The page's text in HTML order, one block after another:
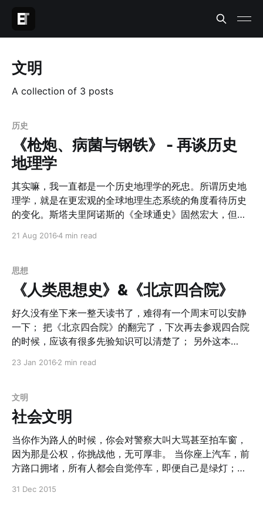
文明
A collection of 3 posts
历史
《枪炮、病菌与钢铁》 - 再谈历史
地理学
其实嘛，我一直都是一个历史地理学的死忠。所谓历史地
理学，就是在更宏观的全球地理生态系统的角度看待历史
的变化。斯塔夫里阿诺斯的《全球通史》固然宏大，但仔
陆文明史。这本书之所以受到了广泛的推崇，是因为西方
间轴和讨论范围中。 如果从广泛的角度上来看，《枪炮、
病菌与钢铁》把美洲文明、非洲文明、澳洲文明同样放到
了全球历史的角度上来思考，并且提出一个问题就是，为
什么现在统治世界的是欧亚大陆的文明？为什么是西班牙
人灭亡了印加帝国而不是相反？ 我会用FAQ的方式来递进
把这本书的观点稍微梳理一下。 Q：为什么是西班牙人灭
什么西班牙人（欧亚大陆文明）会拥有更好枪炮、钢铁、
对病菌的抵抗力？ A：追根溯源是更早的粮食驯化、粮食
生产带来的。动物和植物的驯化带来了更多的粮食，从而
能够养活更多的人口；这也意味着能养活职业的军人，带
来更进一步的分工，促进技术
21 Aug 20164 min read
思想
《人类思想史》&《北京四合院》
好久没有坐下来一整天读书了，难得有一个周末可以安静
一下； 把《北京四合院》的翻完了，下次再去参观四合院
的时候，应该有很多先验知识可以清楚了； 另外这本
从语言出现之前开始，谈到语言的产生和对寒冷的征服，
这两件事情在时间尺度上是几乎一致的； 接下来到神的诞
生、驯化，提出来固定耕作在历史上并没有解决粮食短缺
问题，但是依旧成为了不可逆转的趋势；由于早期文字的
产生开始出现拼音、象形等方式，世界各地的文明也朝着
不同的方向进发。 随后再是到了美索不达米亚上最早的城
23 Jan 2016 2 min read
文明
社会文明
当你作为路人的时候，你会对警察大叫大骂甚至拍车窗，
因为那是公权，你挑战他，无可厚非。 当你座上汽车，前
方路口拥堵，所有人都会自觉停车，即便自己是绿灯；永
31 Dec 2015